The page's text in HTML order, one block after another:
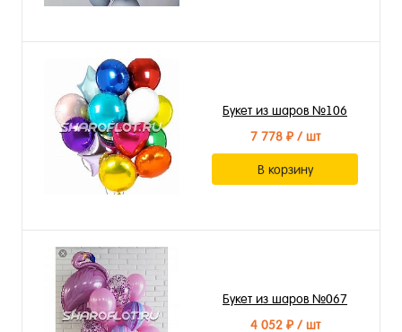
Букет из шаров №106
7 778 ₽/ шт
В корзину
Букет из шаров №067
4 052 ₽/ шт